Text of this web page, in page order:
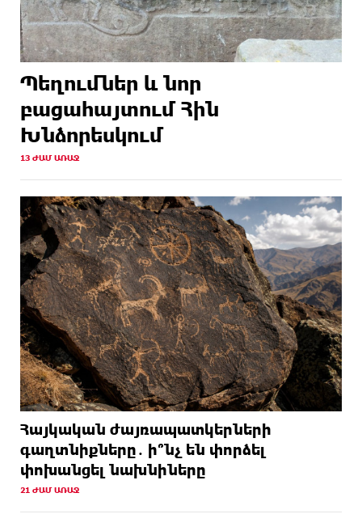
Պեղումներ և նոր
բացահայտում Հին
Խնձորեսկում
13 ԺԱՄ ԱՌԱՋ
Հայկական ժայռապատկերների
գաղտնիքները․ ի՞նչ են փորձել
փոխանցել նախնիները
21 ԺԱՄ ԱՌԱՋ